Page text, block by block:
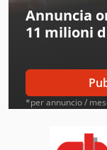
Amt
Atb
Ausa
Beka-Mak
Annuncia
11 milioni
*per annuncio /